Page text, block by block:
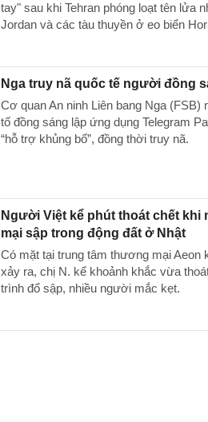
tay" sau khi Tehran phóng loạt tên lửa
Jordan và các tàu thuyền ở eo biển
Nga truy nã quốc tế người đồng
Cơ quan An ninh Liên bang Nga (FSB)
tố đồng sáng lập ứng dụng Telegram
“hỗ trợ khủng bố”, đồng thời truy nã.
Người Việt kể phút thoát chết khi
mại sập trong động đất ở Nhật
Có mặt tại trung tâm thương mại Aeon
xảy ra, chị N. kể khoảnh khắc vừa
trình đổ sập, nhiều người mắc kẹt.